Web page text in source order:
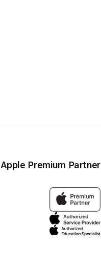
Apple Premium Partner